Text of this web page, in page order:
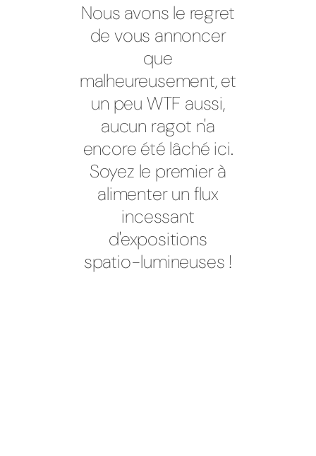
Nous avons le regret
de vous annoncer
que
malheureusement, et
un peu WTF aussi,
aucun ragot n'a
encore été lâché ici.
Soyez le premier à
alimenter un flux
incessant
d'expositions
spatio-lumineuses !